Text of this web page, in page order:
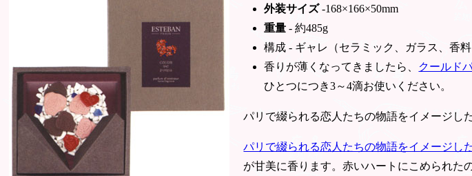
外装サイズ-168×166×50mm
重量 - 約485g
構成 - ギャレ（セラミック、ガラス、香
香りが薄くなってきましたら、 クールド
ひとつにつき3～4滴お使いください。
パリで綴られる恋人たちの物語をイメージし
パリで綴られる恋人たちの物語をイメージし
が甘美に香ります。赤いハートにこめられた